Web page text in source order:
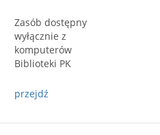
Zasób dostępny
wyłącznie z
komputerów
Biblioteki PK
przejdź